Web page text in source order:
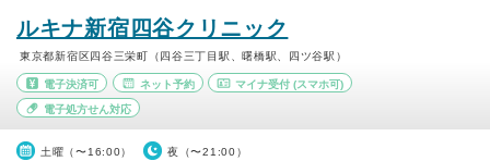
ルキナ新宿四谷クリニック
東京都新宿区四谷三栄町（四谷三丁目駅、曙橋駅、四ツ谷駅）
電子決済可 ネット予約 マイナ受付 (スマホ可)
電子処方せん対応
土曜（〜16:00） 夜（〜21:00）